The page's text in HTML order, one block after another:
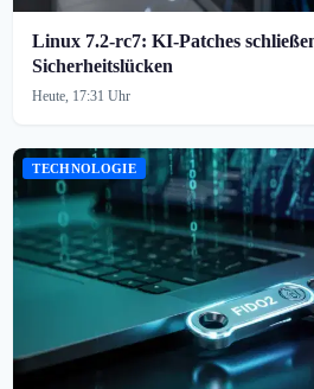
Linux 7.2-rc7: KI-Patches
Sicherheitslücken
Heute, 17:31 Uhr
TECHNOLOGIE